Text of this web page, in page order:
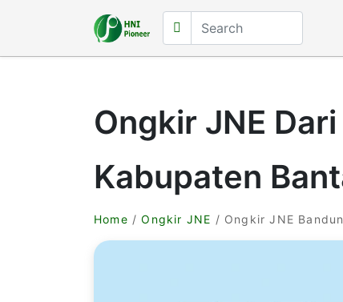
Ongkir JNE
Kabupaten
Home /Ongkir JNE / Ongkir JNE